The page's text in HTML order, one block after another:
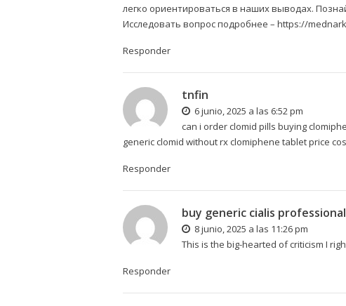
легко ориентироваться в наших выводах.
Исследовать вопрос подробнее – https://
Responder
tnfin
6 junio, 2025 a las 6:52 pm
can i order clomid pills buying
generic clomid without rx clomiphene tablet price
Responder
buy generic cialis professional
8 junio, 2025 a las 11:26 pm
This is the big-hearted of criticism I
Responder